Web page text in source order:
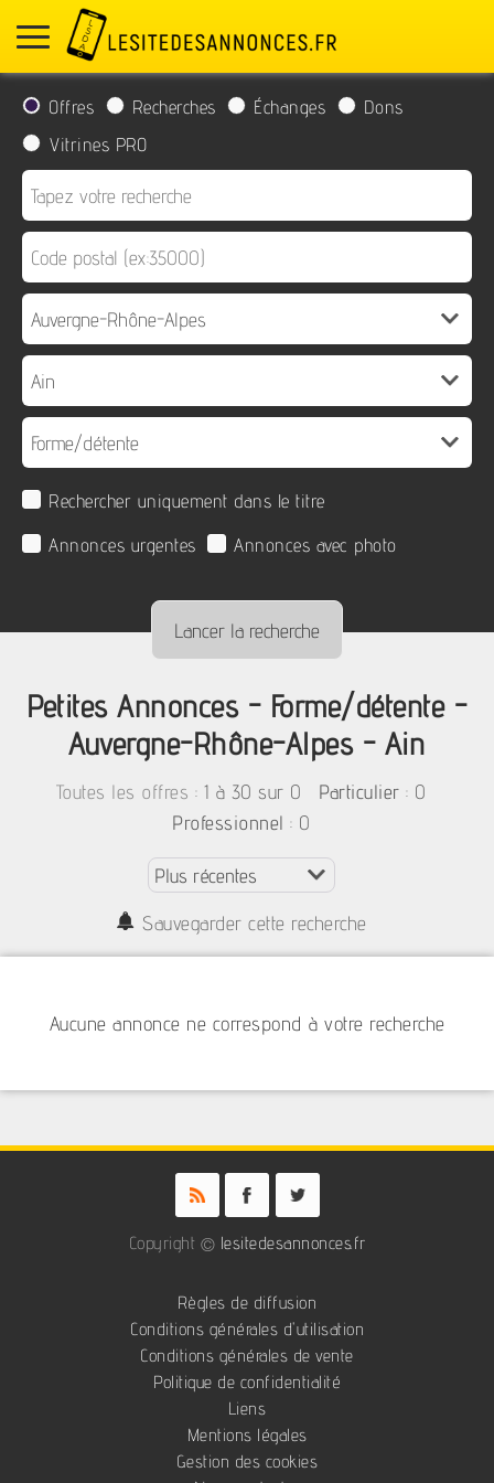
Offres Recherches Échanges
Dons
Vitrines PRO
Rechercher uniquement dans le titre
Annonces urgentes
Annonces avec photo
Petites Annonces - Forme/détente -
Auvergne-Rhône-Alpes - Ain
Toutes les offres : 1 à 30 sur 0 Particulier : 0
Professionnel : 0
Sauvegarder cette recherche
Aucune annonce ne correspond à votre recherche
Copyright © lesitedesannonces.fr
Règles de diffusion
Conditions générales d'utilisation
Conditions générales de vente
Politique de confidentialité
Liens
Mentions légales
Gestion des cookies